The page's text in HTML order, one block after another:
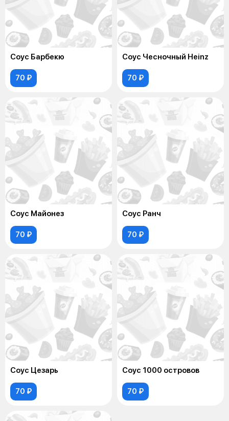
Соус Барбекю
70 ₽
Соус Чесночный Heinz
70 ₽
Соус Майонез
70 ₽
Соус Ранч
70 ₽
Соус Цезарь
70 ₽
Соус 1000 островов
70 ₽